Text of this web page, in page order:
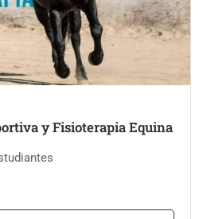
y Fisioterapia Equina